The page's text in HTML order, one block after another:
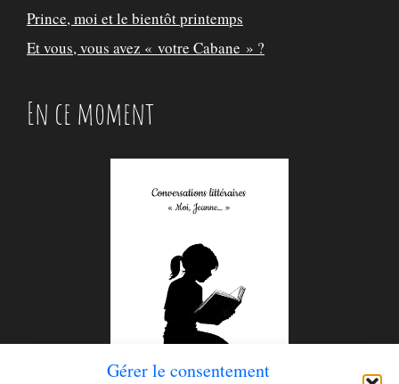
Gérer le consentement
Prince, moi et le bientôt printemps
Et vous, vous avez « votre Cabane » ?
En ce moment